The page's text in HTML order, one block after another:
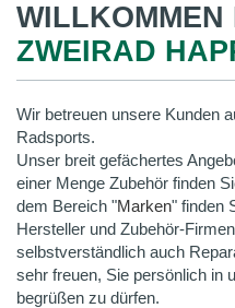
WILLKOMMEN
ZWEIRAD
Wir betreuen unsere Kunden
Radsports.
Unser breit gefächertes
einer Menge Zubehör finden
dem Bereich "Marken" finden
Hersteller und Zubehör-
selbstverständlich auch
sehr freuen, Sie persönlich in
begrüßen zu dürfen.